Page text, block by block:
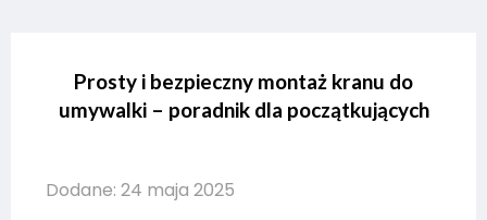
Prosty i bezpieczny montaż kranu do
umywalki – poradnik dla początkujących
Dodane: 24 maja 2025